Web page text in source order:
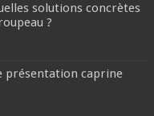
solutions concrètes
?
présentation caprine